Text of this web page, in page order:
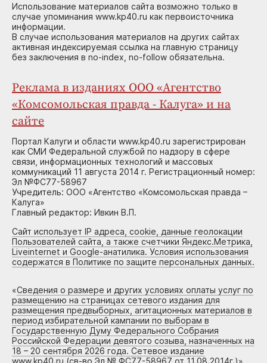
Использование материалов сайта возможно только в
случае упоминания www.kp40.ru как первоисточника
информации.
В случае использования материалов на других сайтах
активная индексируемая ссылка на главную страницу
без заключения в no-index, no-follow обязательна.
Реклама в изданиях ООО «Агентство
«Комсомольская правда - Калуга» и на
сайте
Портал Калуги и области www.kp40.ru зарегистрирован
как СМИ Федеральной службой по надзору в сфере
связи, информационных технологий и массовых
коммуникаций 11 августа 2014 г. Регистрационный номер:
Эл №ФС77-58967
Учредитель: ООО «Агентство «Комсомольская правда –
Калуга»
Главный редактор: Ивкин В.П.
Сайт использует IP адреса, cookie, данные геолокации
Пользователей сайта, а также счетчики Яндекс.Метрика,
Liveinternet и Google-анатилика. Условия использования
содержатся в Политике по защите персональных данных.
«Сведения о размере и других условиях оплаты услуг по
размещению на страницах сетевого издания для
размещения предвыборных, агитационных материалов в
период избирательной кампании по выборам в
Государственную Думу Федерального Собрания
Российской Федерации девятого созыва, назначенных на
18 – 20 сентября 2026 года. Сетевое издание
www.kp40.ru (св-во Эл № ФС77-58967 от 11.08.2014г.)»